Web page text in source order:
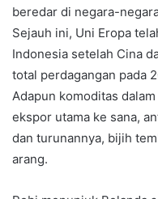
beredar di negara-
Sejauh ini, Uni Eropa
Indonesia setelah Cina
total perdagangan pada
Adapun komoditas
ekspor utama ke sana,
dan turunannya, bijih
arang.